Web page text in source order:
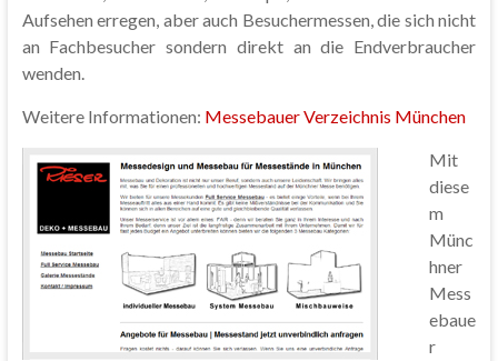
Aufsehen erregen, aber auch Besuchermessen, die sich nicht
an Fachbesucher sondern direkt an die Endverbraucher
wenden.
Weitere Informationen: Messebauer Verzeichnis München
Mit
diese
m
Münc
hner
Mess
ebaue
r